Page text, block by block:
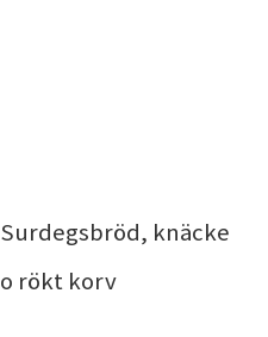
Surdegsbröd, knäcke
o rökt korv